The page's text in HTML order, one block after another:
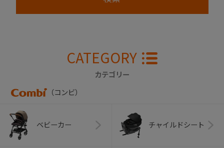
CATEGORY
カテゴリー
（コンビ）
ベビーカー チャイルドシート